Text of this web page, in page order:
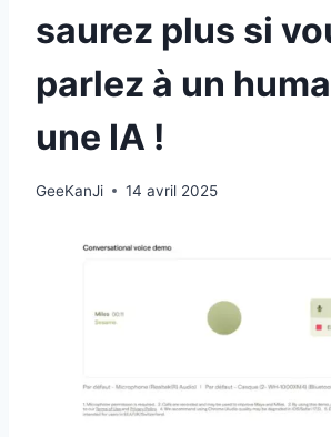
saurez plus si
parlez à un
une IA !
GeeKanJi 14 avril 2025